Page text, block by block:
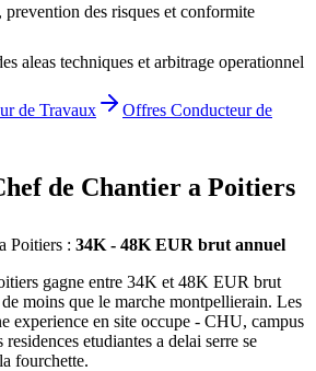
prevention des risques et conformite
aleas techniques et arbitrage operationnel
de Travaux Offres Conducteur de
de Chantier a Poitiers
Poitiers : 34K - 48K EUR brut annuel
gagne entre 34K et 48K EUR brut
moins que le marche montpellierain. Les
experience en site occupe - CHU, campus
etudiantes a delai serre se
fourchette.